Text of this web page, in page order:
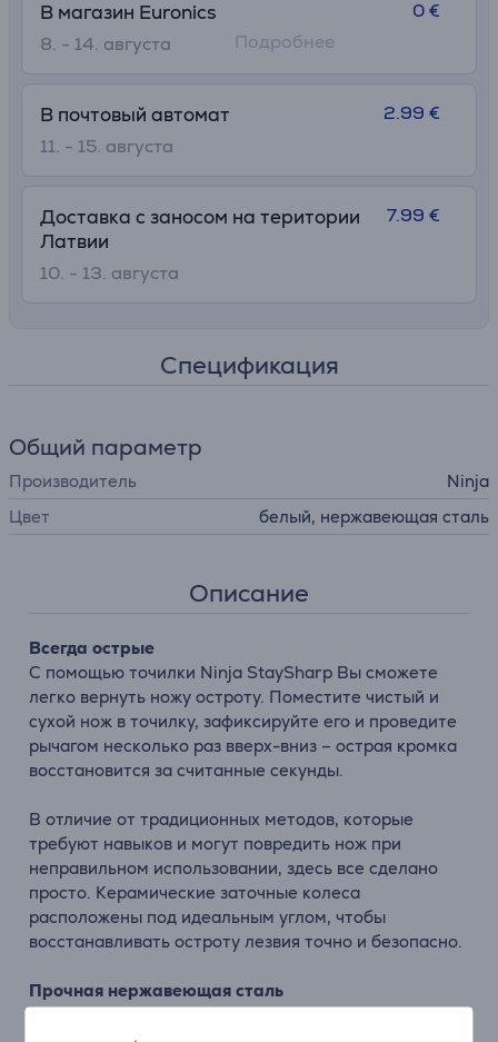
В магазин Euronics
8. - 14. августа
0 €
Подробнее
В почтовый автомат
11. - 15. августа
2.99 €
Доставка с заносом на територии
Латвии
10. - 13. августа
7.99 €
Спецификация
Общий параметр
Производитель
Ninja
Цвет
белый, нержавеющая сталь
Описание
Всегда острые
С помощью точилки Ninja StaySharp Вы сможете
легко вернуть ножу остроту. Поместите чистый и
сухой нож в точилку, зафиксируйте его и проведите
рычагом несколько раз вверх-вниз – острая кромка
восстановится за считанные секунды.
В отличие от традиционных методов, которые
требуют навыков и могут повредить нож при
неправильном использовании, здесь все сделано
просто. Керамические заточные колеса
расположены под идеальным углом, чтобы
восстанавливать остроту лезвия точно и безопасно.
Прочная нержавеющая сталь
Этипремиальныеноживыкованыизнержавеющей